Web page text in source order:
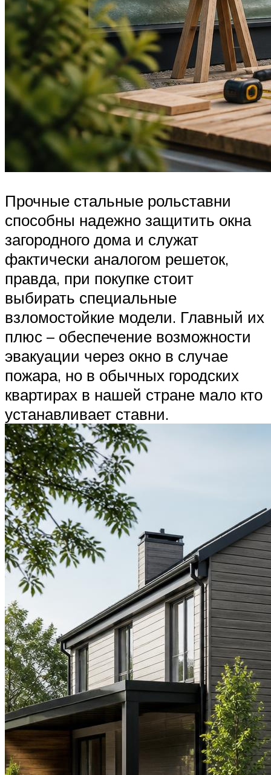
Прочные стальные рольставни
способны надежно защитить окна
загородного дома и служат
фактически аналогом решеток,
правда, при покупке стоит
выбирать специальные
взломостойкие модели. Главный их
плюс – обеспечение возможности
эвакуации через окно в случае
пожара, но в обычных городских
квартирах в нашей стране мало кто
устанавливает ставни.